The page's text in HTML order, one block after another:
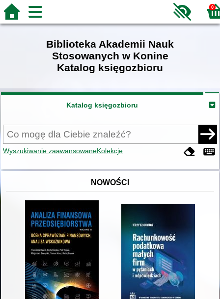
0
Biblioteka Akademii Nauk
Stosowanych w Konine
Katalog księgozbioru
Katalog księgozbioru
Wyszukiwanie zaawansowaneKolekcje
NOWOŚCI